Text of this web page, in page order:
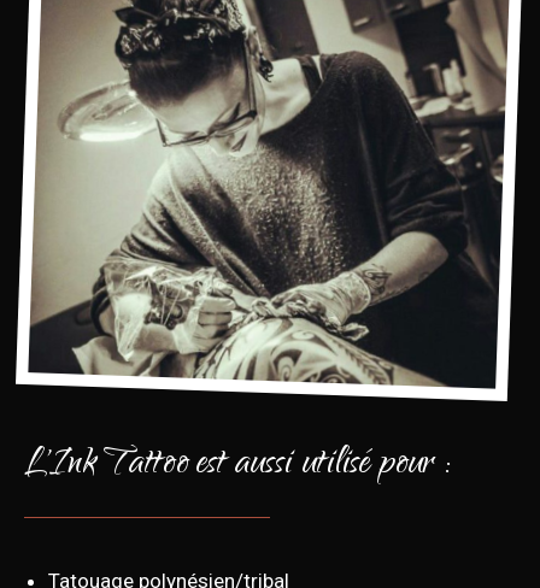
L'Ink Tattoo est aussi utilisé pour :
Tatouage polynésien/tribal